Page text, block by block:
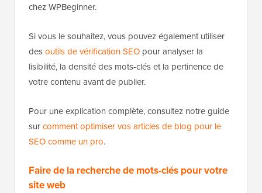
chez WPBeginner.
Si vous le souhaitez, vous pouvez également utiliser
desoutils de vérification SEO pour analyser la
lisibilité, la densité des mots-clés et la pertinence de
votre contenu avant de publier.
Pour une explication complète, consultez notre guide
surcomment optimiser vos articles de blog pour le
SEO comme un pro.
Faire de la recherche de mots-clés pour votre
site web